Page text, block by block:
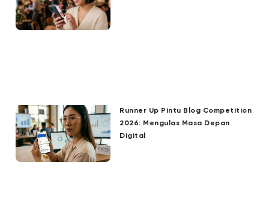
Runner Up Pintu Blog Competition
2026: Mengulas Masa Depan
Digital